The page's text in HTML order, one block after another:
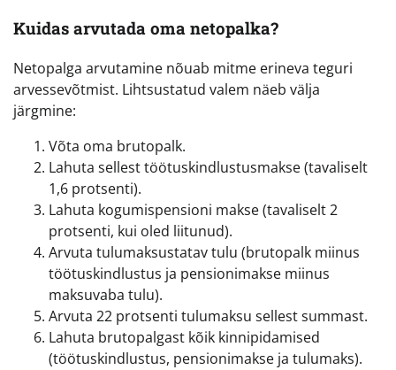
Kuidas arvutada oma netopalka?
Netopalga arvutamine nõuab mitme erineva teguri
arvessevõtmist. Lihtsustatud valem näeb välja
järgmine:
Võta oma brutopalk.
Lahuta sellest töötuskindlustusmakse (tavaliselt
1,6 protsenti).
Lahuta kogumispensioni makse (tavaliselt 2
protsenti, kui oled liitunud).
Arvuta tulumaksustatav tulu (brutopalk miinus
töötuskindlustus ja pensionimakse miinus
maksuvaba tulu).
Arvuta 22 protsenti tulumaksu sellest summast.
Lahuta brutopalgast kõik kinnipidamised
(töötuskindlustus, pensionimakse ja tulumaks).